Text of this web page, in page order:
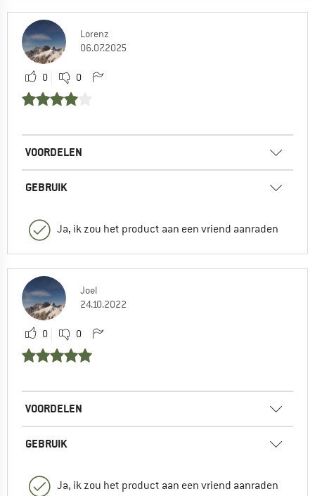
Lorenz
06.07.2025
0 0
VOORDELEN
GEBRUIK
Ja, ik zou het product aan een vriend aanraden
Joel
24.10.2022
0 0
VOORDELEN
GEBRUIK
Ja, ik zou het product aan een vriend aanraden